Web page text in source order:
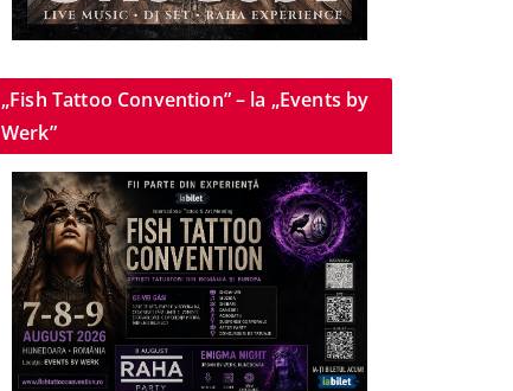
„Fish Tattoo Convention” – la „Events by
Werk”